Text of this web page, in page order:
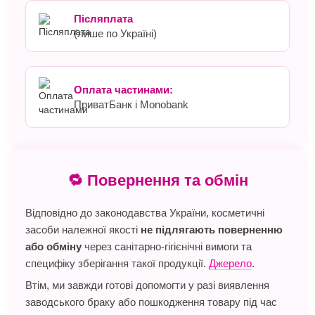
Післяплата
(лише по Україні)
Оплата частинами:
ПриватБанк і Monobank
🔁 Повернення та обмін
Відповідно до законодавства України, косметичні
засоби належної якості не підлягають поверненню
або обміну через санітарно-гігієнічні вимоги та
специфіку зберігання такої продукції. Джерело.
Втім, ми завжди готові допомогти у разі виявлення
заводського браку або пошкодження товару під час